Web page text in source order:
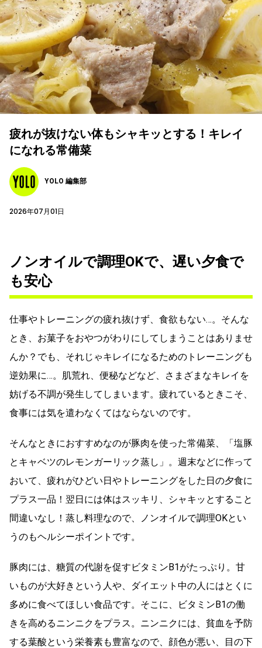
疲れが抜けない体もシャキッとする！キレイ
になれる常備菜
YOLO 編集部
2026年07月01日
ノンオイルで調理OKで、遅い夕食で
も安心
仕事やトレーニングの疲れ抜けず、食欲もない…。そんな
とき、お菓子をおやつがわりにしてしまうことはありませ
んか？でも、それじゃキレイになるためのトレーニングも
逆効果に…。肌荒れ、便秘などなど、さまざまなキレイを
妨げる不調が発生してしまいます。疲れているときこそ、
食事には気を遣わなくてはならないのです。
そんなときにおすすめなのが豚肉を使った常備菜、「塩豚
とキャベツのレモンガーリック蒸し」。週末などに作って
おいて、疲れがひどい日やトレーニングをした日の夕食に
プラス一品！翌日には体はスッキリ、シャキッとすること
間違いなし！蒸し料理なので、ノンオイルで調理OKとい
うのもヘルシーポイントです。
豚肉には、糖質の代謝を促すビタミンB1がたっぷり。甘
いものが大好きという人や、ダイエット中の人にはとくに
多めに食べてほしい食品です。そこに、ビタミンB1の働
きを高めるニンニクをプラス。ニンニクには、貧血を予防
する葉酸という栄養素も豊富なので、顔色が悪い、目の下